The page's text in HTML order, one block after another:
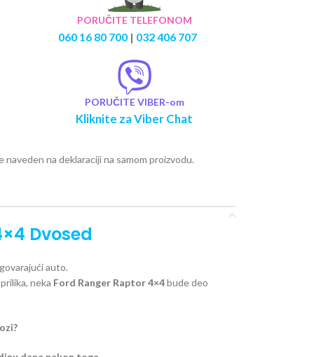
PORUČITE TELEFONOM
060 16 80 700| 032 406 707
PORUČITE VIBER-om
Kliknite za Viber Chat
naveden na deklaraciji na samom proizvodu.
Dvosed
auto.
neka Ford Ranger Raptor 4×4bude deo